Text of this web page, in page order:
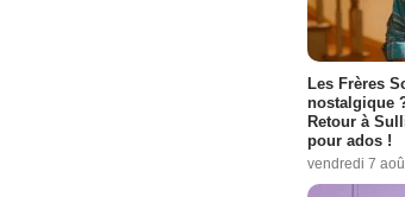
Les Frères
nostalgique
Retour à
pour ados !
vendredi 7